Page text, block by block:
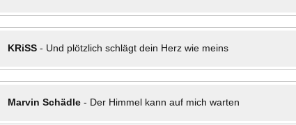
KRiSS- Und plötzlich schlägt dein Herz wie meins
Marvin Schädle- Der Himmel kann auf mich warten